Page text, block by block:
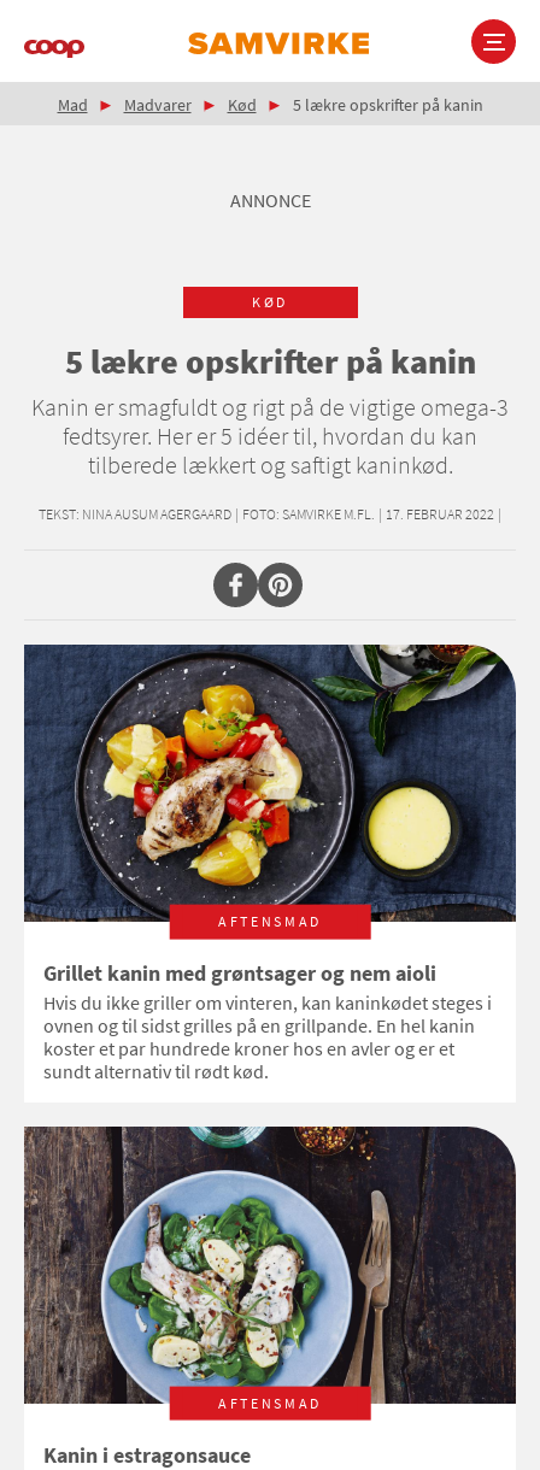
Brødkrumme
Mad Madvarer Kød 5 lækre opskrifter på kanin
ANNONCE
KØD
5 lækre opskrifter på kanin
Kanin er smagfuldt og rigt på de vigtige omega-3
fedtsyrer. Her er 5 idéer til, hvordan du kan
tilberede lækkert og saftigt kaninkød.
TEKST: NINA AUSUM AGERGAARD | FOTO: SAMVIRKE M.FL. | 17. FEBRUAR 2022 |
AFTENSMAD
Grillet kanin med grøntsager og nem aioli
Hvis du ikke griller om vinteren, kan kaninkødet steges i
ovnen og til sidst grilles på en grillpande. En hel kanin
koster et par hundrede kroner hos en avler og er et
sundt alternativ til rødt kød.
AFTENSMAD
Kanin i estragonsauce